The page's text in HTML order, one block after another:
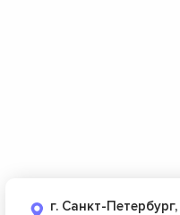
г. Санкт-Петербург,